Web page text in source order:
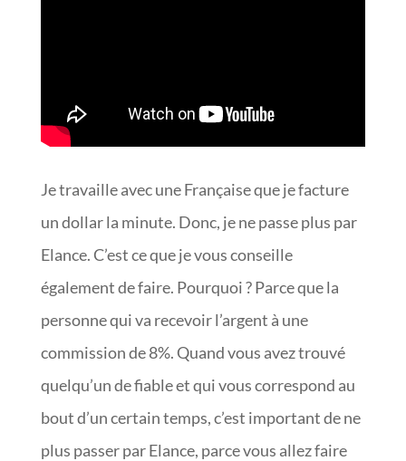
Je travaille avec une Française que je facture
un dollar la minute. Donc, je ne passe plus par
Elance. C’est ce que je vous conseille
également de faire. Pourquoi ? Parce que la
personne qui va recevoir l’argent à une
commission de 8%. Quand vous avez trouvé
quelqu’un de fiable et qui vous correspond au
bout d’un certain temps, c’est important de ne
plus passer par Elance, parce vous allez faire